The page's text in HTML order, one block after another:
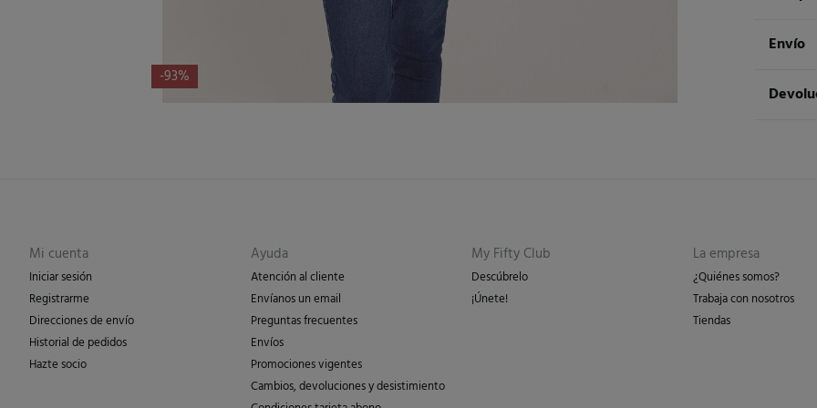
-93%
Envío
Días
los
Mi cuenta
Iniciar sesión
Registrarme
Direcciones de envío
Historial de pedidos
Hazte socio
Ayuda
Atención al cliente
Envíanos un email
Preguntas frecuentes
Envíos
Promociones vigentes
Cambios, devoluciones y desistimiento
My Fifty Club
Descúbrelo
¡Únete!
La empresa
¿Quiénes somos?
Trabaja con nosotros
Tiendas